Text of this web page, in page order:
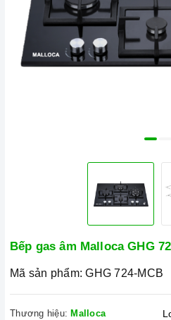
Bếp gas âm Malloca GHG
Mã sản phẩm: GHG 724-MCB
Thương hiệu: Malloca